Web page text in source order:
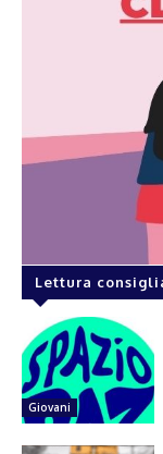
Lettura
Giovani